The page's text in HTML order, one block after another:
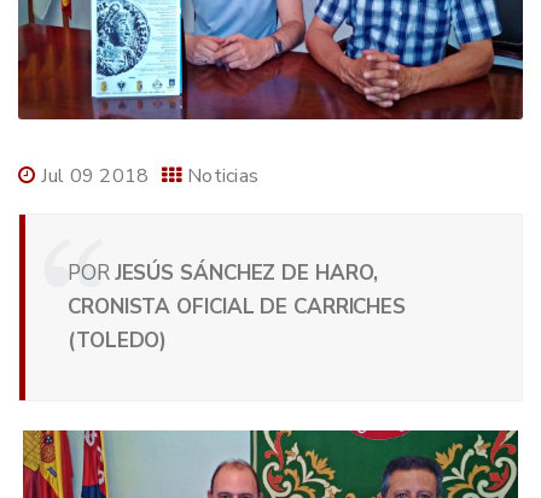
Jul 09 2018 Noticias
PORJESÚS SÁNCHEZ DE HARO,
CRONISTA OFICIAL DE CARRICHES
(TOLEDO)